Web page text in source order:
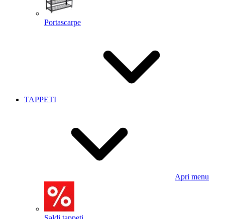
Portascarpe
TAPPETI
Apri menu